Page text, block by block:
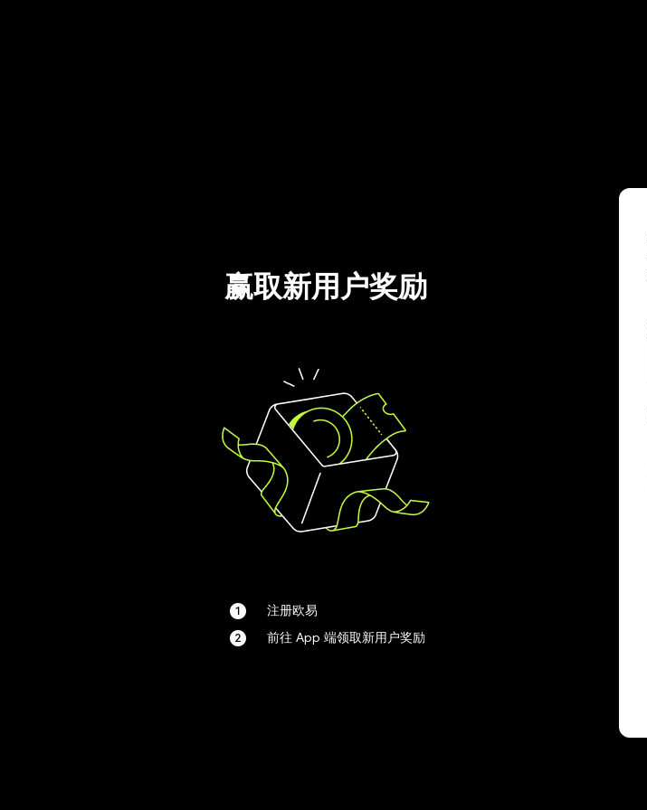
赢取新用户奖励
注册欧易
前往 App 端领取新用户奖励